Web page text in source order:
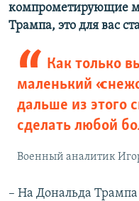
компрометирующие
Трампа, это для вас
Как только
маленький
дальше из этого
сделать любой
Военный аналитик
– На Дональда